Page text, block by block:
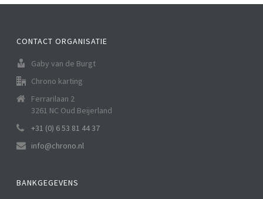
CONTACT ORGANISATIE
Gaby van de Burgt
Chrono karting
Ferrarilaan 2
3261 NC Oud Beijerland
+31 (0) 6 53 81 44 37
info@chrono.nl
BANKGEGEVENS